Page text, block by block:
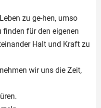
zu ge-hen, umso
finden für den eigenen
Halt und Kraft zu
wir uns die Zeit,